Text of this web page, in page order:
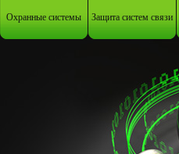
Охранные системы Защита систем связи